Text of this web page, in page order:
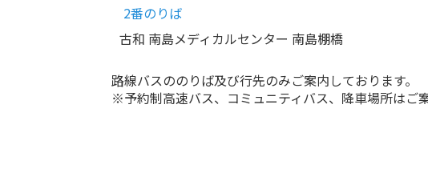
2番のりば
古和 南島メディカルセンター 南島棚橋
路線バスののりば及び行先のみご案内しております。
※予約制高速バス、コミュニティバス、降車場所はご